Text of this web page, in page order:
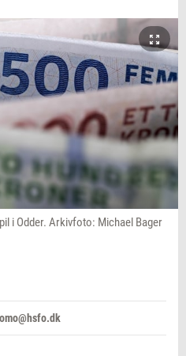
i Odder. Arkivfoto: Michael Bager